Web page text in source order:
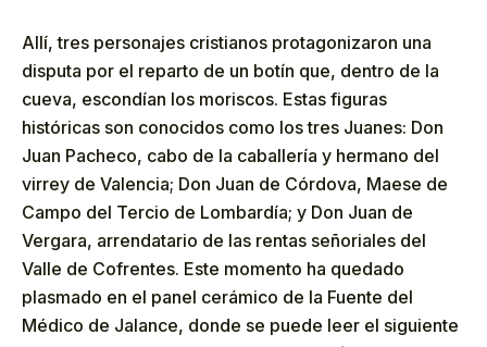
Allí, tres personajes cristianos protagonizaron una
disputa por el reparto de un botín que, dentro de la
cueva, escondían los moriscos. Estas figuras
históricas son conocidos como los tres Juanes: Don
Juan Pacheco, cabo de la caballería y hermano del
virrey de Valencia; Don Juan de Córdova, Maese de
Campo del Tercio de Lombardía; y Don Juan de
Vergara, arrendatario de las rentas señoriales del
Valle de Cofrentes. Este momento ha quedado
plasmado en el panel cerámico de la Fuente del
Médico de Jalance, donde se puede leer el siguiente